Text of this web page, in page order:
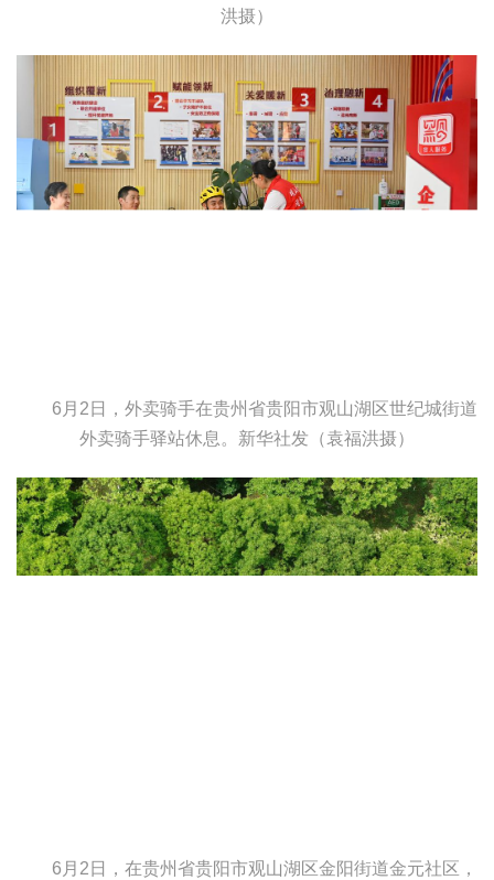
洪摄）
6月2日，外卖骑手在贵州省贵阳市观山湖区世纪城街道
外卖骑手驿站休息。 新华社发（袁福洪摄）
6月2日，在贵州省贵阳市观山湖区金阳街道金元社区，